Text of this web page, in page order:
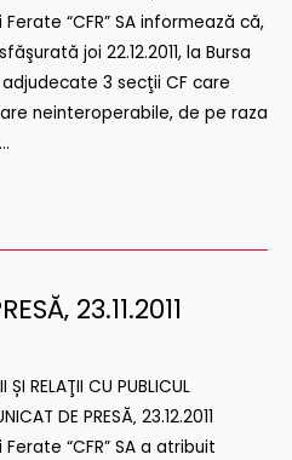
“CFR” SA informează că,
joi 22.12.2011, la Bursa
3 secţii CF care
neinteroperabile, de pe raza
23.11.2011
ȘI RELAŢII CU PUBLICUL
DE PRESĂ‚ 23.12.2011
“CFR” SA a atribuit